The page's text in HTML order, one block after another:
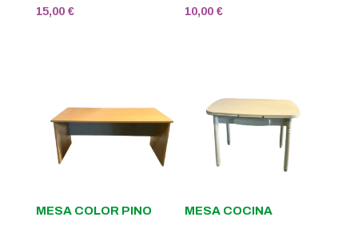
15,00 €
10,00€
MESA COLOR PINO
MESA COCINA